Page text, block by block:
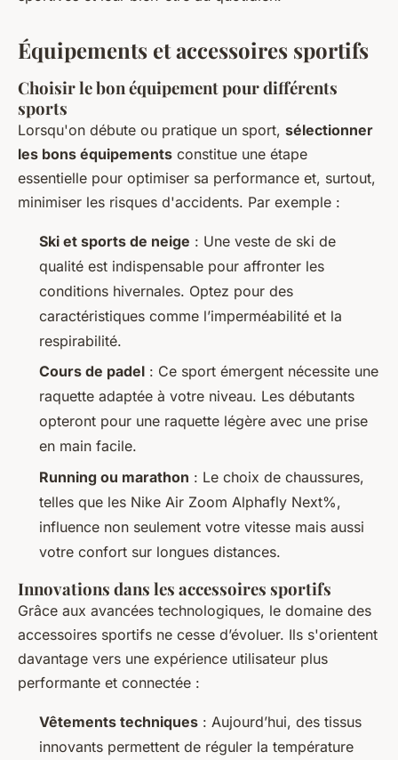
Équipements et accessoires sportifs
Choisir le bon équipement pour différents
sports
Lorsqu'on débute ou pratique un sport, sélectionner
les bons équipements constitue une étape
essentielle pour optimiser sa performance et, surtout,
minimiser les risques d'accidents. Par exemple :
Ski et sports de neige : Une veste de ski de
qualité est indispensable pour affronter les
conditions hivernales. Optez pour des
caractéristiques comme l’imperméabilité et la
respirabilité.
Cours de padel : Ce sport émergent nécessite une
raquette adaptée à votre niveau. Les débutants
opteront pour une raquette légère avec une prise
en main facile.
Running ou marathon : Le choix de chaussures,
telles que les Nike Air Zoom Alphafly Next%,
influence non seulement votre vitesse mais aussi
votre confort sur longues distances.
Innovations dans les accessoires sportifs
Grâce aux avancées technologiques, le domaine des
accessoires sportifs ne cesse d’évoluer. Ils s'orientent
davantage vers une expérience utilisateur plus
performante et connectée :
Vêtements techniques : Aujourd’hui, des tissus
innovants permettent de réguler la température